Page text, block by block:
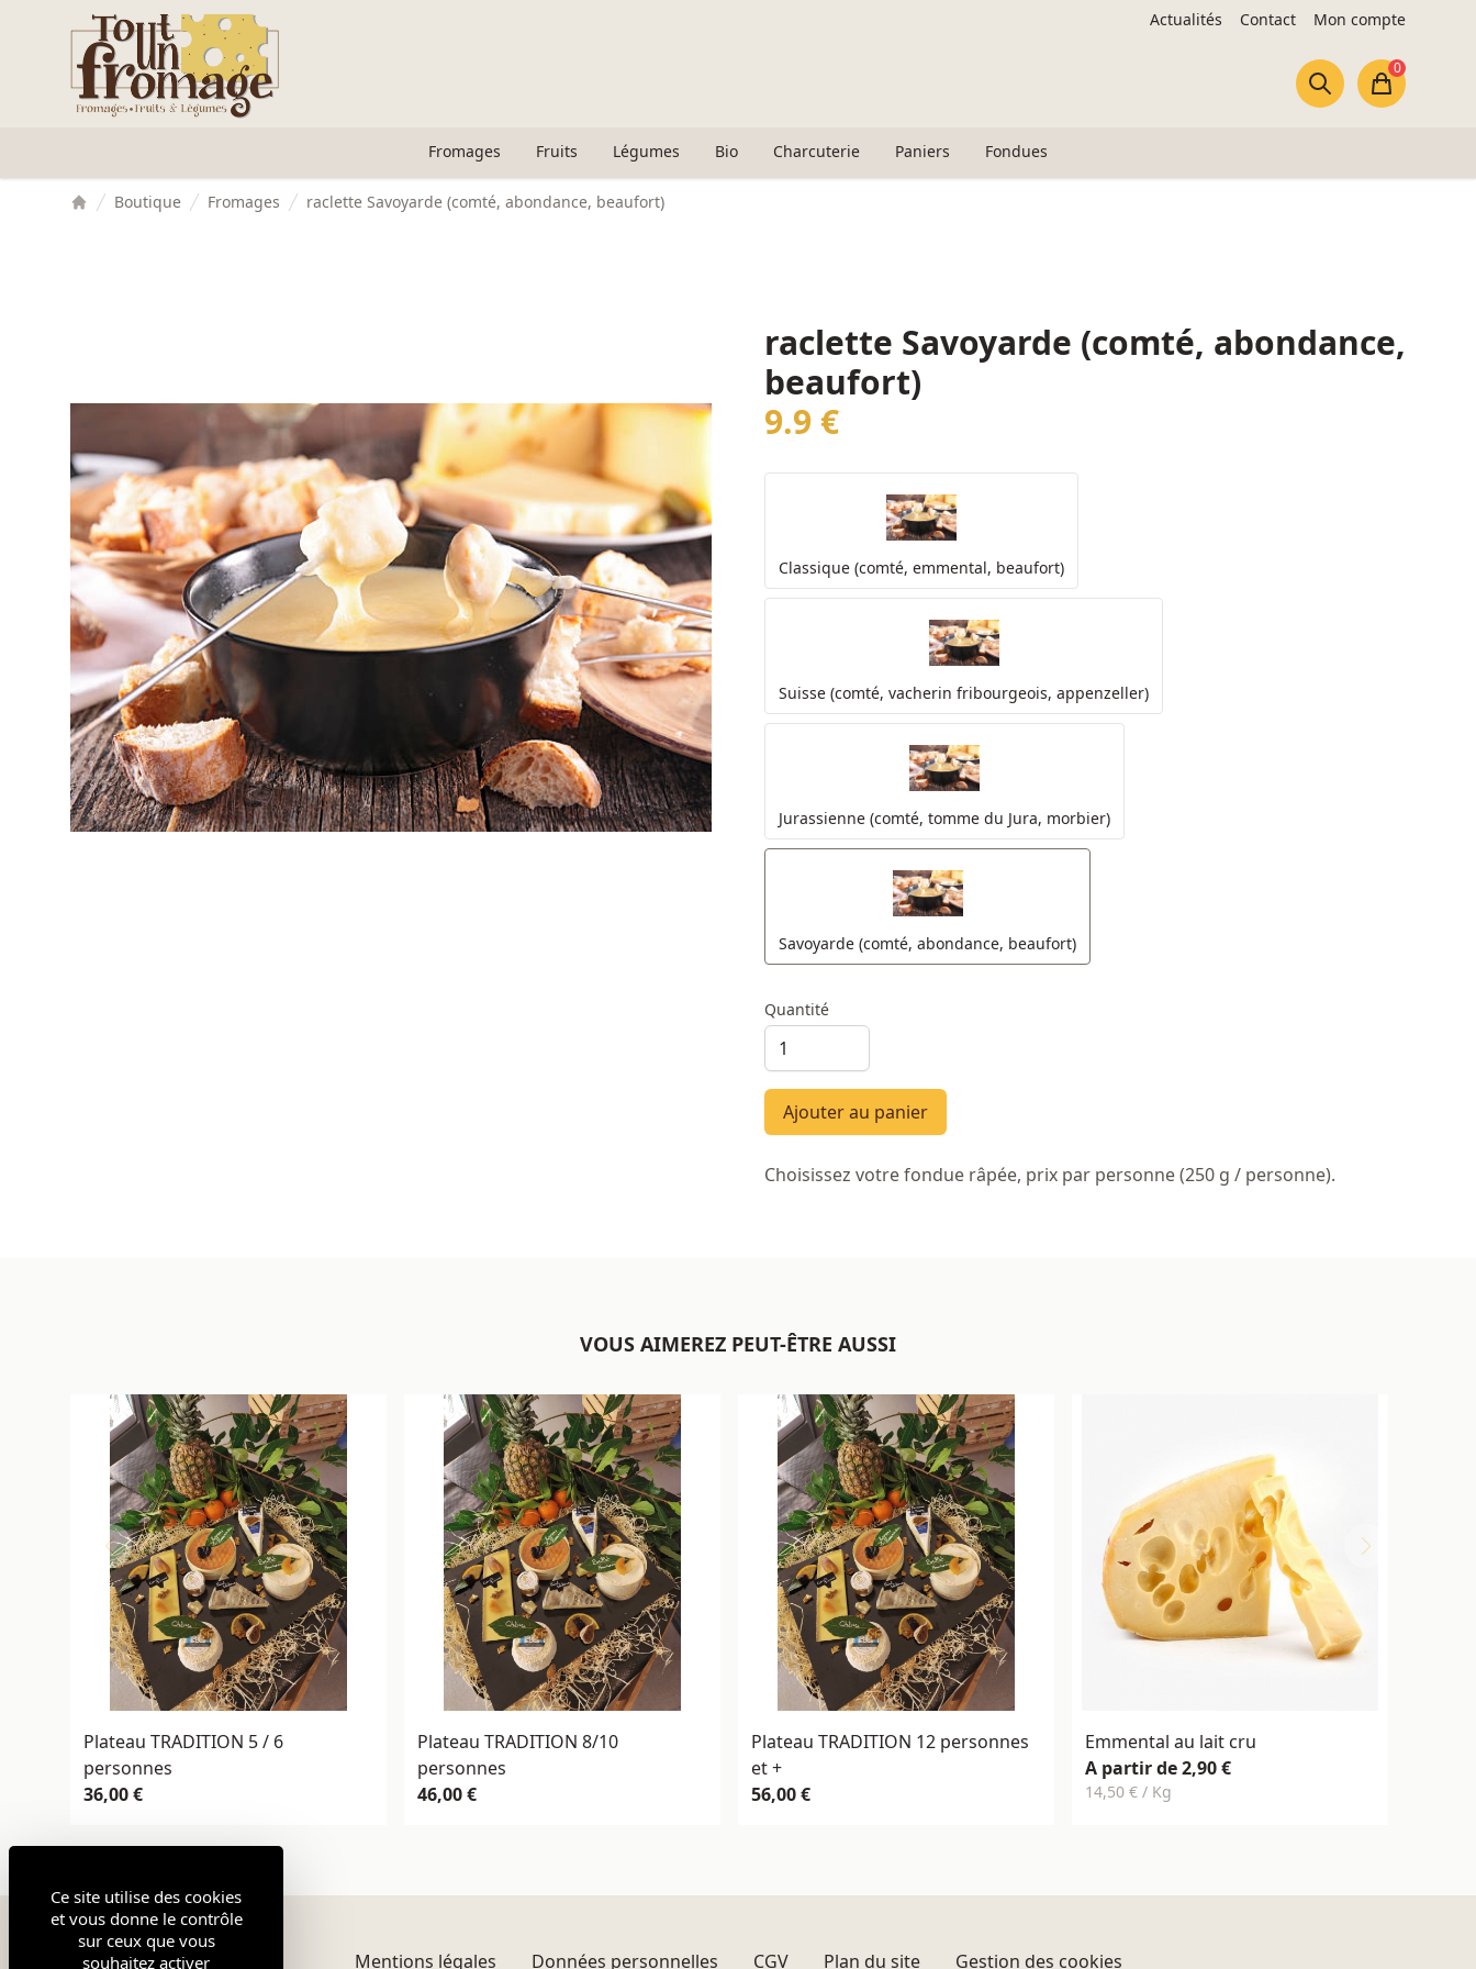
Accès au contenu Actualités Contact Mon compte
Panier
0
Fromages Fruits Légumes Bio Charcuterie Paniers Fondues
Boutique Fromages raclette Savoyarde (comté, abondance, beaufort)
raclette Savoyarde (comté, abondance,
beaufort)
9.9 €
Classique (comté, emmental, beaufort)
Suisse (comté, vacherin fribourgeois, appenzeller)
Jurassienne (comté, tomme du Jura, morbier)
Savoyarde (comté, abondance, beaufort)
Quantité
Ajouter au panier
Choisissez votre fondue râpée, prix par personne (250 g / personne).
VOUS AIMEREZ PEUT-ÊTRE AUSSI
Plateau TRADITION 5 / 6
personnes
36,00 €
Plateau TRADITION 8/10
personnes
46,00 €
Plateau TRADITION 12 personnes
et +
56,00 €
Emmental au lait cru
A partir de 2,90 €
14,50 € / Kg
Mentions légales Données personnelles CGV Plan du site Gestion des cookies
Panneau de gestion des cookies
Ce site utilise des cookies
et vous donne le contrôle
sur ceux que vous
souhaitez activer